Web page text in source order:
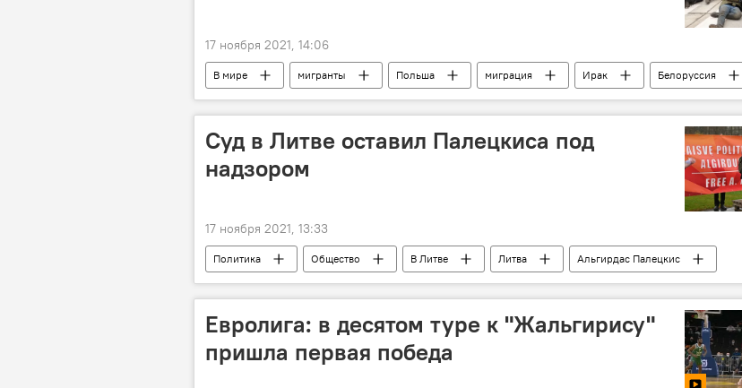
17 ноября 2021, 14:06
В мире мигранты Польша миграция Ирак Белоруссия
Суд в Литве оставил Палецкиса под
надзором
17 ноября 2021, 13:33
Политика Общество В Литве Литва
Альгирдас Палецкис
"Шпионский скандал" в Литве
Преследование Альгирдаса Палецкиса и его сторонников в Литве
Евролига: в десятом туре к "Жальгирису"
пришла первая победа